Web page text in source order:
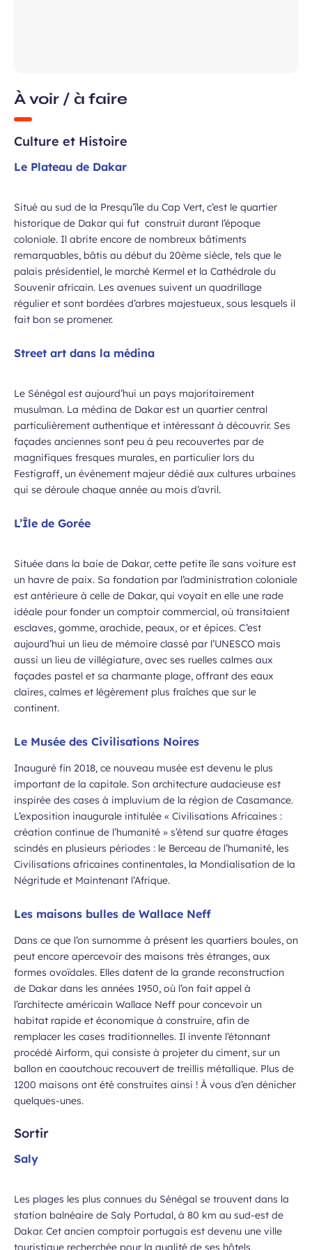
À voir / à faire
Culture et Histoire
Le Plateau de Dakar
Situé au sud de la Presqu’île du Cap Vert, c’est le quartier
historique de Dakar qui fut construit durant l’époque
coloniale. Il abrite encore de nombreux bâtiments
remarquables, bâtis au début du 20ème siècle, tels que le
palais présidentiel, le marché Kermel et la Cathédrale du
Souvenir africain. Les avenues suivent un quadrillage
régulier et sont bordées d’arbres majestueux, sous lesquels il
fait bon se promener.
Street art dans la médina
Le Sénégal est aujourd’hui un pays majoritairement
musulman. La médina de Dakar est un quartier central
particulièrement authentique et intéressant à découvrir. Ses
façades anciennes sont peu à peu recouvertes par de
magnifiques fresques murales, en particulier lors du
Festigraff, un événement majeur dédié aux cultures urbaines
qui se déroule chaque année au mois d’avril.
L’Île de Gorée
Située dans la baie de Dakar, cette petite île sans voiture est
un havre de paix. Sa fondation par l’administration coloniale
est antérieure à celle de Dakar, qui voyait en elle une rade
idéale pour fonder un comptoir commercial, où transitaient
esclaves, gomme, arachide, peaux, or et épices. C’est
aujourd’hui un lieu de mémoire classé par l’UNESCO mais
aussi un lieu de villégiature, avec ses ruelles calmes aux
façades pastel et sa charmante plage, offrant des eaux
claires, calmes et légèrement plus fraîches que sur le
continent.
Le Musée des Civilisations Noires
Inauguré fin 2018, ce nouveau musée est devenu le plus
important de la capitale. Son architecture audacieuse est
inspirée des cases à impluvium de la région de Casamance.
L’exposition inaugurale intitulée « Civilisations Africaines :
création continue de l’humanité » s’étend sur quatre étages
scindés en plusieurs périodes : le Berceau de l’humanité, les
Civilisations africaines continentales, la Mondialisation de la
Négritude et Maintenant l’Afrique.
Les maisons bulles de Wallace Neff
Dans ce que l’on surnomme à présent les quartiers boules, on
peut encore apercevoir des maisons très étranges, aux
formes ovoïdales. Elles datent de la grande reconstruction
de Dakar dans les années 1950, où l’on fait appel à
l’architecte américain Wallace Neff pour concevoir un
habitat rapide et économique à construire, afin de
remplacer les cases traditionnelles. Il invente l’étonnant
procédé Airform, qui consiste à projeter du ciment, sur un
ballon en caoutchouc recouvert de treillis métallique. Plus de
1200 maisons ont été construites ainsi ! À vous d’en dénicher
quelques-unes.
Sortir
Saly
Les plages les plus connues du Sénégal se trouvent dans la
station balnéaire de Saly Portudal, à 80 km au sud-est de
Dakar. Cet ancien comptoir portugais est devenu une ville
touristique recherchée pour la qualité de ses hôtels,
et j’accepte que mes données
l’Aéroport de Bordeaux.Champ
la newsletter